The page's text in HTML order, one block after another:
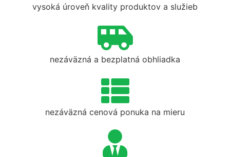
vysoká úroveň kvality produktov a služieb
nezáväzná a bezplatná obhliadka
nezáväzná cenová ponuka na mieru